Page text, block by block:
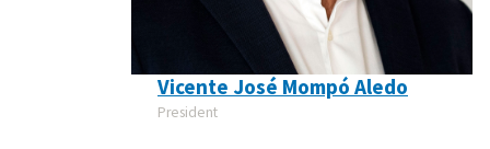
Vicente José Mompó Aledo
President